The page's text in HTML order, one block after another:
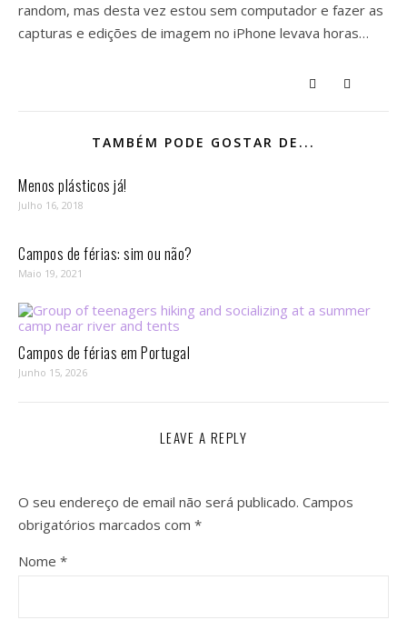
random, mas desta vez estou sem computador e fazer as
capturas e edições de imagem no iPhone levava horas…
TAMBÉM PODE GOSTAR DE...
Menos plásticos já!
Julho 16, 2018
Campos de férias: sim ou não?
Maio 19, 2021
Campos de férias em Portugal
Junho 15, 2026
LEAVE A REPLY
O seu endereço de email não será publicado. Campos
obrigatórios marcados com *
Nome *